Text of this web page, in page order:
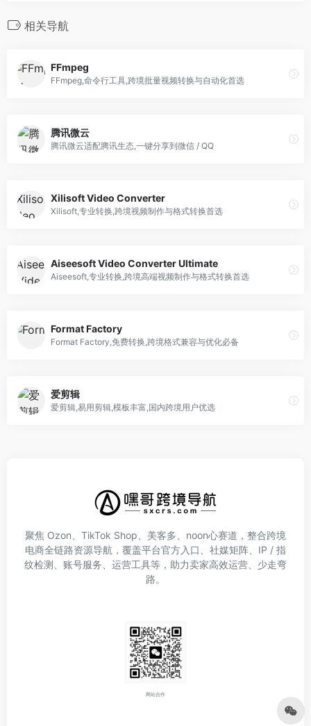
相关导航
FFmpeg
FFmpeg,命令行工具,跨境批量视频转换与自动化首选
腾讯微云
腾讯微云适配腾讯生态,一键分享到微信 / QQ
Xilisoft Video Converter
Xilisoft,专业转换,跨境视频制作与格式转换首选
Aiseesoft Video Converter Ultimate
Aiseesoft,专业转换,跨境高端视频制作与格式转换首选
Format Factory
Format Factory,免费转换,跨境格式兼容与优化必备
爱剪辑
爱剪辑,易用剪辑,模板丰富,国内跨境用户优选
聚焦 Ozon、TikTok Shop、美客多、noon心赛道，整合跨境
电商全链路资源导航，覆盖平台官方入口、社媒矩阵、IP / 指
纹检测、账号服务、运营工具等，助力卖家高效运营、少走弯
路。
网站合作